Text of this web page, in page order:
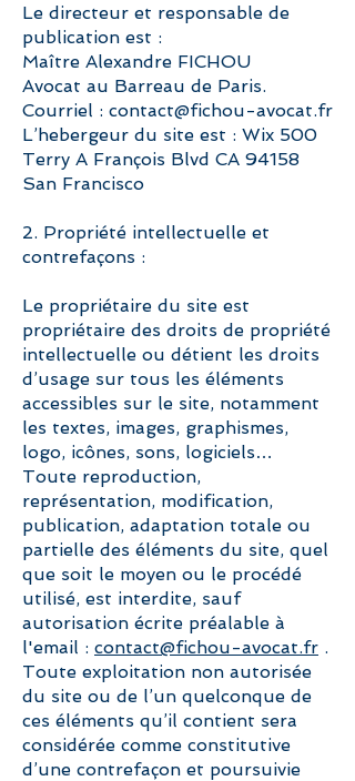
Le directeur et responsable de
publication est :
Maître Alexandre FICHOU
Avocat au Barreau de Paris.
Courriel : contact@fichou-avocat.fr
L’hebergeur du site est : Wix 500
Terry A François Blvd CA 94158
San Francisco
2. Propriété intellectuelle et
contrefaçons :
Le propriétaire du site est
propriétaire des droits de propriété
intellectuelle ou détient les droits
d’usage sur tous les éléments
accessibles sur le site, notamment
les textes, images, graphismes,
logo, icônes, sons, logiciels…
Toute reproduction,
représentation, modification,
publication, adaptation totale ou
partielle des éléments du site, quel
que soit le moyen ou le procédé
utilisé, est interdite, sauf
autorisation écrite préalable à
l'email : contact@fichou-avocat.fr .
Toute exploitation non autorisée
du site ou de l’un quelconque de
ces éléments qu’il contient sera
considérée comme constitutive
d’une contrefaçon et poursuivie